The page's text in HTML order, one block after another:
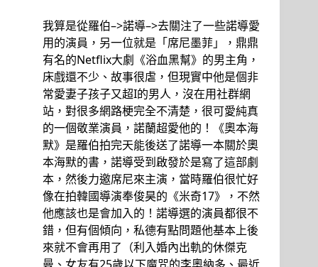
我算是從羅伯–>諾導–>去關注了一些諾導愛
用的演員，另一位就是「席尼墨菲」，鼎鼎
有名的Netflix大劇《浴血黑幫》的男主角，
床戲還不少、故事很虐，但現實中他是個非
常愛妻子孩子又超I的男人，沒在用社群網
站，對很多網路梗完全不清楚，很可愛純真
的一個敬業演員，諾蘭超愛他的！《奧本海
默》是羅伯拍完天能後送了諾導一本關於奧
本海默的書，諾導受到啟發於是寫了這部劇
本，然後力邀席尼來主演，當時羅伯很忙好
像在拍韓國導演奉俊昊的《米奇17》，不然
他應該也是會加入的！諾導選的演員都很不
錯，但有個傾向，私德有點問題他基本上後
來就不會再用了（利入婚內出軌的休傑克